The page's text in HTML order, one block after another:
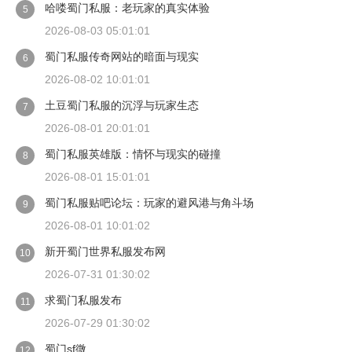
5
哈喽蜀门私服：老玩家的真实体验
2026-08-03 05:01:01
6
蜀门私服传奇网站的暗面与现实
2026-08-02 10:01:01
7
土豆蜀门私服的沉浮与玩家生态
2026-08-01 20:01:01
8
蜀门私服英雄版：情怀与现实的碰撞
2026-08-01 15:01:01
9
蜀门私服贴吧论坛：玩家的避风港与角斗场
2026-08-01 10:01:02
10
新开蜀门世界私服发布网
2026-07-31 01:30:02
11
求蜀门私服发布
2026-07-29 01:30:02
蜀门sf微